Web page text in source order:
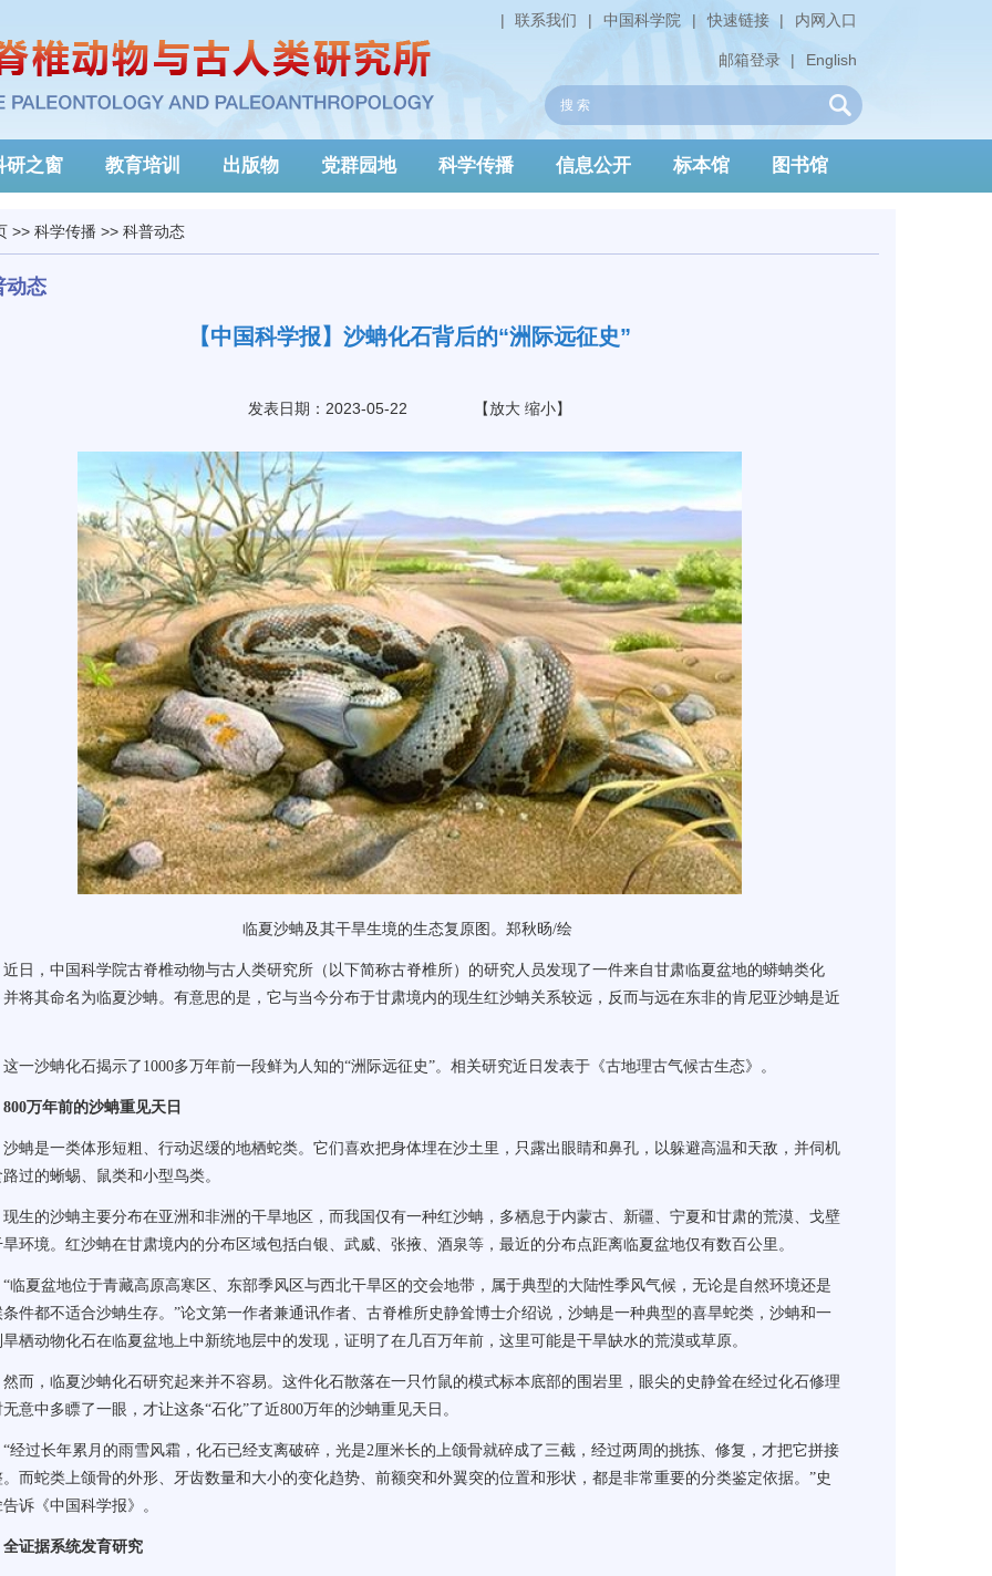
内网入口
|
快速链接
|
中国科学院
|
联系我们
|
English
|
邮箱登录
研之窗 教育培训 出版物 党群园地 科学传播 信息公开 标本馆 图书馆
>> 科学传播 >> 科普动态
动态
【中国科学报】沙蚺化石背后的“洲际远征史”
发表日期：2023-05-22 【放大 缩小】
临夏沙蚺及其干旱生境的生态复原图。郑秋旸/绘
，中国科学院古脊椎动物与古人类研究所（以下简称古脊椎所）的研究人员发现了一件来自甘肃临夏盆地的蟒蚺类化
并将其命名为临夏沙蚺。有意思的是，它与当今分布于甘肃境内的现生红沙蚺关系较远，反而与远在东非的肯尼亚沙蚺是近
沙蚺化石揭示了1000多万年前一段鲜为人知的“洲际远征史”。相关研究近日发表于《古地理古气候古生态》。
800万年前的沙蚺重见天日
是一类体形短粗、行动迟缓的地栖蛇类。它们喜欢把身体埋在沙土里，只露出眼睛和鼻孔，以躲避高温和天敌，并伺机
过的蜥蜴、鼠类和小型鸟类。
的沙蚺主要分布在亚洲和非洲的干旱地区，而我国仅有一种红沙蚺，多栖息于内蒙古、新疆、宁夏和甘肃的荒漠、戈壁
旱环境。红沙蚺在甘肃境内的分布区域包括白银、武威、张掖、酒泉等，最近的分布点距离临夏盆地仅有数百公里。
盆地位于青藏高原高寒区、东部季风区与西北干旱区的交会地带，属于典型的大陆性季风气候，无论是自然环境还是
条件都不适合沙蚺生存。”论文第一作者兼通讯作者、古脊椎所史静耸博士介绍说，沙蚺是一种典型的喜旱蛇类，沙蚺和一
旱栖动物化石在临夏盆地上中新统地层中的发现，证明了在几百万年前，这里可能是干旱缺水的荒漠或草原。
，临夏沙蚺化石研究起来并不容易。这件化石散落在一只竹鼠的模式标本底部的围岩里，眼尖的史静耸在经过化石修理
意中多瞟了一眼，才让这条“石化”了近800万年的沙蚺重见天日。
长年累月的雨雪风霜，化石已经支离破碎，光是2厘米长的上颌骨就碎成了三截，经过两周的挑拣、修复，才把它拼接
。而蛇类上颌骨的外形、牙齿数量和大小的变化趋势、前额突和外翼突的位置和形状，都是非常重要的分类鉴定依据。”史
诉《中国科学报》。
全证据系统发育研究